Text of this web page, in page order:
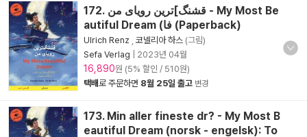
172. قشنگ]ترین رویای من - My Most Be
autiful Dream (فا (Paperback)
Ulrich Renz 코넬리아 하스 (그림)
Sefa Verlag
2023년 04월
16,890원 (5% 할인 / 510원)
택배로 주문하면 8월 25일 출고 변경
173. Min aller fineste dr? - My Most B
eautiful Dream (norsk - engelsk): To